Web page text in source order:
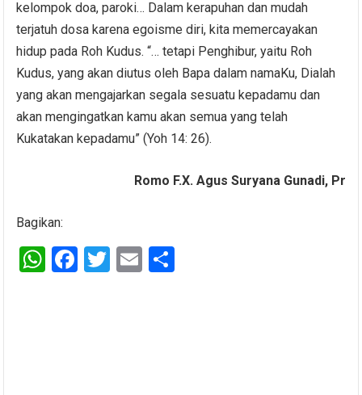
kelompok doa, paroki… Dalam kerapuhan dan mudah
terjatuh dosa karena egoisme diri, kita memercayakan
hidup pada Roh Kudus. “… tetapi Penghibur, yaitu Roh
Kudus, yang akan diutus oleh Bapa dalam namaKu, Dialah
yang akan mengajarkan segala sesuatu kepadamu dan
akan mengingatkan kamu akan semua yang telah
Kukatakan kepadamu” (Yoh 14: 26).
Romo F.X. Agus Suryana Gunadi, Pr
Bagikan:
W F
T
E